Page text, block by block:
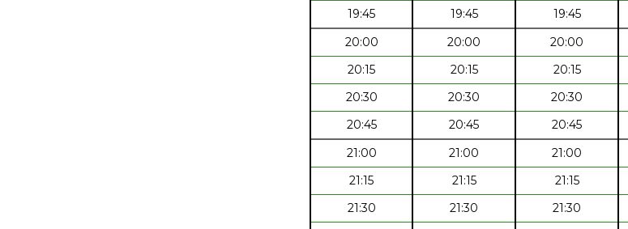
19:45
19:45 19:45
20:00
20:00 20:00
20:15
20:15 20:15
20:30
20:30 20:30
20:45
20:45 20:45
21:00
21:00 21:00
21:15
21:15 21:15
21:30
21:30 21:30